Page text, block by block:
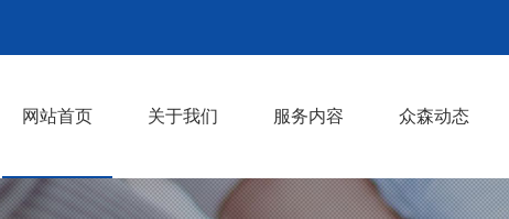
网站首页 关于我们
众森简介 >
首席顾问 >
服务内容
企业年度管理顾问 >
企业管理咨询 >
企业培训 >
众森动态